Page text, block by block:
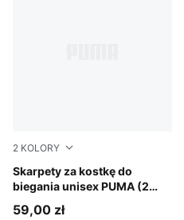
2 KOLORY
Skarpety za kostkę do
biegania unisex PUMA (2
white
59,00 zł